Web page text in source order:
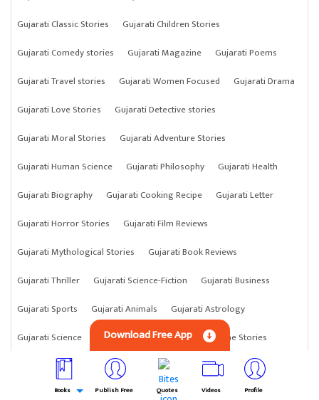
Gujarati Classic Stories
Gujarati Children Stories
Gujarati Comedy stories
Gujarati Magazine
Gujarati Poems
Gujarati Travel stories
Gujarati Women Focused
Gujarati Drama
Gujarati Love Stories
Gujarati Detective stories
Gujarati Moral Stories
Gujarati Adventure Stories
Gujarati Human Science
Gujarati Philosophy
Gujarati Health
Gujarati Biography
Gujarati Cooking Recipe
Gujarati Letter
Gujarati Horror Stories
Gujarati Film Reviews
Gujarati Mythological Stories
Gujarati Book Reviews
Gujarati Thriller
Gujarati Science-Fiction
Gujarati Business
Gujarati Sports
Gujarati Animals
Gujarati Astrology
Gujarati Science
Gujarati Anything Gujarati Crime Stories
Download Free App
Books Publish Free Quotes Videos Profile